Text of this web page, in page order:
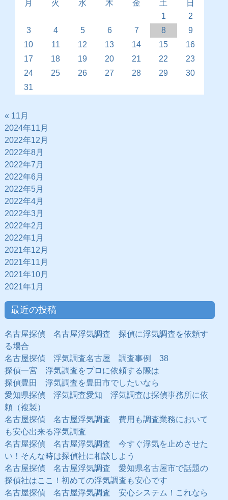
月
火 水 木 金 土
日
1
2
3
4 5 6 7 8
9
10
11 12 13 14 15
16
17
18 19 20 21 22
23
24
25 26 27 28 29
30
31
« 11月
2024年11月
2022年12月
2022年8月
2022年7月
2022年6月
2022年5月
2022年4月
2022年3月
2022年2月
2022年1月
2021年12月
2021年11月
2021年10月
2021年1月
最近の投稿
名古屋探偵 名古屋浮気調査 探偵に浮気調査を依頼す
る場合
名古屋探偵 浮気調査名古屋 調査事例 38
探偵一宮 浮気調査をプロに依頼する際は
探偵豊田 浮気調査を豊田市でしたいなら
愛知県探偵 浮気調査愛知 浮気調査は探偵事務所に依
頼（複製）
名古屋探偵 名古屋浮気調査 費用も調査業務において
も安心出来る浮気調査
名古屋探偵 名古屋浮気調査 今すぐ浮気を止めさせた
い！そんな時は探偵社に相談しよう
名古屋探偵 名古屋浮気調査 愛知県名古屋市で話題の
探偵社はここ！初めての浮気調査も安心です
名古屋探偵 名古屋浮気調査 安心システム！これなら